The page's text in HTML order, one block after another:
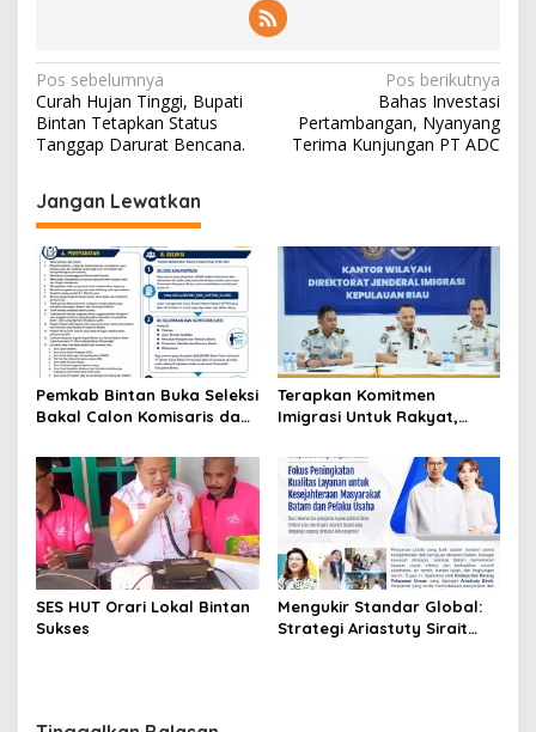
N
a
v
i
g
a
s
p
o
s
Pos sebelumnya
Curah Hujan Tinggi, Bupati
Bintan Tetapkan Status
Tanggap Darurat Bencana.
Pos berikutnya
Bahas Investasi
Pertambangan, Nyanyang
Terima Kunjungan PT ADC
Jangan Lewatkan
Pemkab Bintan Buka Seleksi
Bakal Calon Komisaris dan
Karya Bahari (Perseroda)
Terapkan Komitmen
Imigrasi Untuk Rakyat,
Uban Raih Tiga
Penghargaan
SES HUT Orari Lokal Bintan
Sukses
Mengukir Standar Global:
Strategi Ariastuty Sirait